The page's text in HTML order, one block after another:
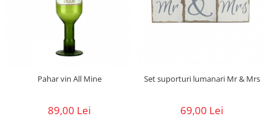
Pahar vin All Mine
89,00 Lei
Set suporturi lumanari Mr & Mrs
69,00 Lei